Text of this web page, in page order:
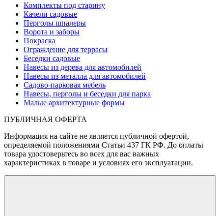
Комплекты под старину
Качели садовые
Перголы шпалеры
Ворота и заборы
Покраска
Ограждение для террасы
Беседки садовые
Навесы из дерева для автомобилей
Навесы из металла для автомобилей
Садово-парковая мебель
Навесы, перголы и беседки для парка
Малые архитектурные формы
ПУБЛИЧНАЯ ОФЕРТА
Информация на сайте не является публичной офертой,
определяемой положениями Статьи 437 ГК РФ. До оплаты
товара удостоверьтесь во всех для вас важных
характеристиках в товаре и условиях его эксплуатации.